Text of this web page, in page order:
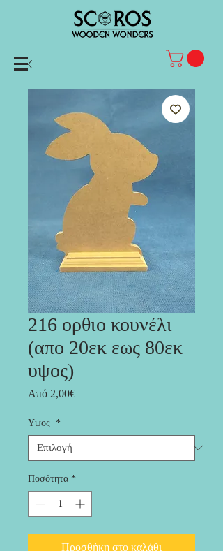
216 ορθιο κουνέλι
(απο 20εκ εως 80εκ
υψος)
Από 2,00€Τιμή
Υψος *
Ποσότητα *
Προσθήκη στο καλάθι